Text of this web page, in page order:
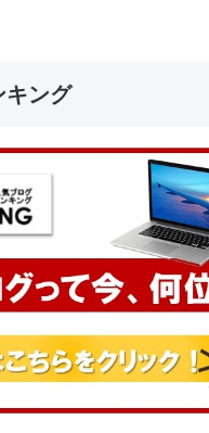
キング